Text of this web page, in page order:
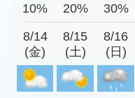
10%
20% 30%
8/14
(金)
8/15
(土)
8/16
(日)